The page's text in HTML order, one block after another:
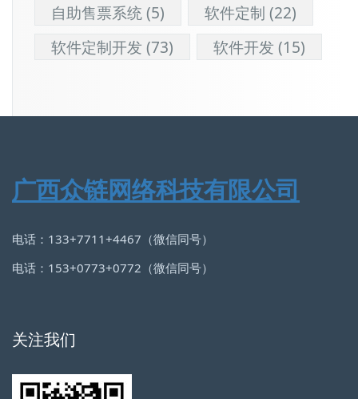
自助售票系统(5) 软件定制 (22)
软件定制开发 (73) 软件开发 (15)
广西众链网络科技有限公司
电话：133+7711+4467（微信同号）
电话：153+0773+0772（微信同号）
关注我们